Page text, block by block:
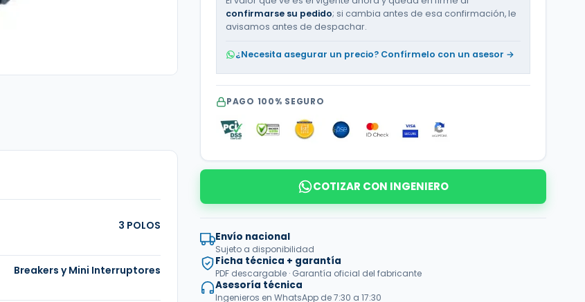
confirmarse su pedido; si cambia antes de esa confirmación, le
avisamos antes de despachar.
¿Necesita asegurar un precio? Confírmelo con un asesor →
PAGO 100% SEGURO
COTIZAR CON INGENIERO
Envío nacional
Sujeto a disponibilidad
Ficha técnica + garantía
PDF descargable · Garantía oficial del fabricante
Asesoría técnica
Ingenieros en WhatsApp de 7:30 a 17:30
3 POLOS
Breakers y Mini Interruptores